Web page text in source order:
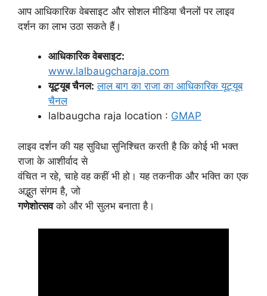
आप आधिकारिक वेबसाइट और सोशल मीडिया चैनलों पर लाइव
दर्शन का लाभ उठा सकते हैं।
आधिकारिक वेबसाइट:
www.lalbaugcharaja.com
यूट्यूब चैनल: लाल बाग का राजा का आधिकारिक यूट्यूब
चैनल
lalbaugcha raja location : GMAP
लाइव दर्शन की यह सुविधा सुनिश्चित करती है कि कोई भी भक्त
राजा के आशीर्वाद से
वंचित न रहे, चाहे वह कहीं भी हो। यह तकनीक और भक्ति का एक
अद्भुत संगम है, जो
गणेशोत्सवको और भी सुलभ बनाता है।